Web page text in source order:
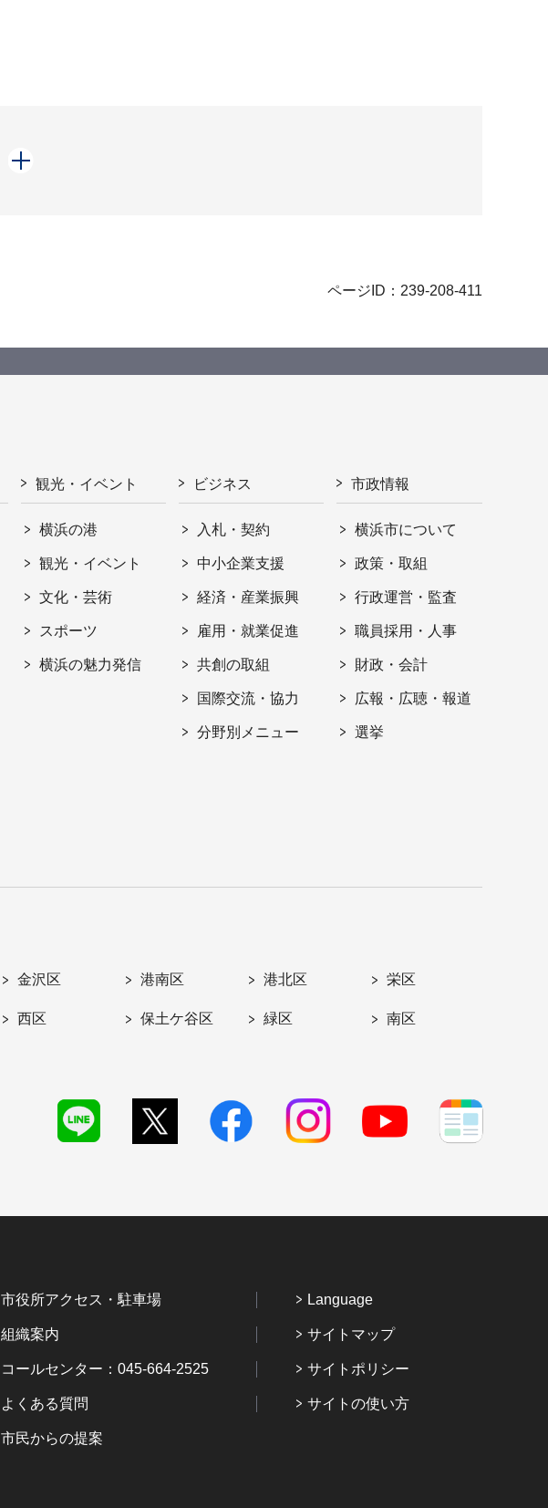
ページID：239-208-411
観光・イベント
横浜の港
観光・イベント
文化・芸術
スポーツ
横浜の魅力発信
ビジネス
入札・契約
中小企業支援
経済・産業振興
雇用・就業促進
共創の取組
国際交流・協力
分野別メニュー
市政情報
横浜市について
政策・取組
行政運営・監査
職員採用・人事
財政・会計
広報・広聴・報道
選挙
金沢区 港南区 港北区 栄区
西区 保土ケ谷区 緑区 南区
市役所アクセス・駐車場
組織案内
コールセンター：045-664-2525
よくある質問
市民からの提案
Language
サイトマップ
サイトポリシー
サイトの使い方